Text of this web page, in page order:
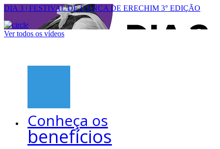
DIA 3 | FESTIVAL DE DANÇA DE ERECHIM 3° EDIÇÃO
Ver todos os vídeos
Conheça os
benefícios